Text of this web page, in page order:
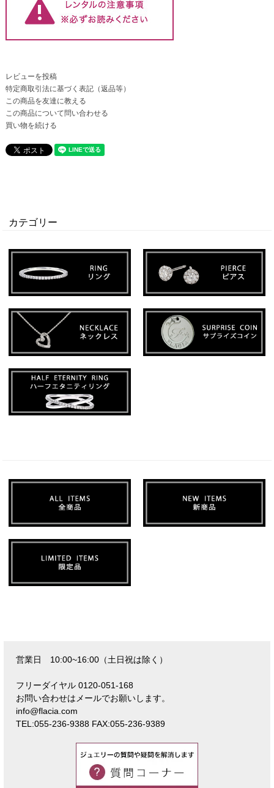
レビューを投稿
特定商取引法に基づく表記（返品等）
この商品を友達に教える
この商品について問い合わせる
買い物を続ける
カテゴリー
営業日 10:00~16:00（土日祝は除く）
フリーダイヤル 0120-051-168
お問い合わせはメールでお願いします。
info@flacia.com
TEL:055-236-9388 FAX:055-236-9389